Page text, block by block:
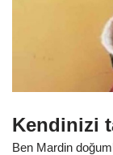
Kendinizi
Ben Mardin